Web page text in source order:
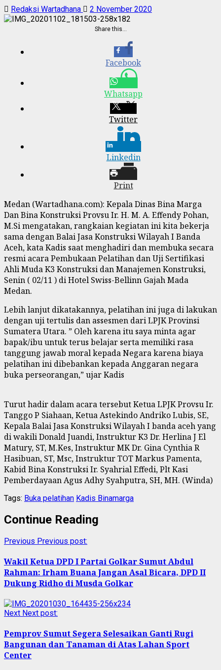
Redaksi Wartadhana 2 November 2020
Share this…
Facebook
Whatsapp
Twitter
Linkedin
Print
Medan (Wartadhana.com): Kepala Dinas Bina Marga
Dan Bina Konstruksi Provsu Ir. H. M. A. Effendy Pohan,
M.Si mengatakan, rangkaian kegiatan ini kita bekerja
sama dengan Balai Jasa Konstruksi Wilayah I Banda
Aceh, kata Kadis saat menghadiri dan membuka secara
resmi acara Pembukaan Pelatihan dan Uji Sertifikasi
Ahli Muda K3 Konstruksi dan Manajemen Konstruksi,
Senin ( 02/11 ) di Hotel Swiss-Bellinn Gajah Mada
Medan.
Lebih lanjut dikatakannya, pelatihan ini juga di lakukan
dengan uji tertulis dan assesmen dari LPJK Provinsi
Sumatera Utara. ” Oleh karena itu saya minta agar
bapak/ibu untuk terus belajar serta memiliki rasa
tanggung jawab moral kepada Negara karena biaya
pelatihan ini dibebankan kepada Anggaran negara
buka perseorangan,” ujar Kadis
Turut hadir dalam acara tersebut Ketua LPJK Provsu Ir.
Tanggo P Siahaan, Ketua Astekindo Andriko Lubis, SE,
Kepala Balai Jasa Konstruksi Wilayah I banda aceh yang
di wakili Donald Juandi, Instruktur K3 Dr. Herlina J El
Matury, ST, M.Kes, Instruktur MK Dr. Gina Cynthia R
Hasibuan, ST, Msc, Instruktur TOT Markus Pamenta,
Kabid Bina Konstruksi Ir. Syahrial Effedi, Plt Kasi
Pemberdayaan Agus Adhy Syahputra, SH, MH. (Winda)
Tags: Buka pelatihan Kadis Binamarga
Continue Reading
Previous Previous post:
Wakil Ketua DPD I Partai Golkar Sumut Abdul
Rahman: Irham Buana Jangan Asal Bicara, DPD II
Dukung Ridho di Musda Golkar
Next Next post:
Pemprov Sumut Segera Selesaikan Ganti Rugi
Bangunan dan Tanaman di Atas Lahan Sport
Center